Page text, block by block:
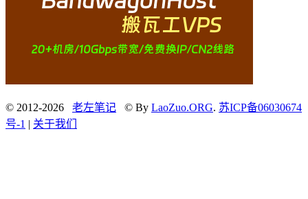
© 2012-2026 老左笔记 © By LaoZuo.ORG. 苏ICP备06030674
号-1 | 关于我们